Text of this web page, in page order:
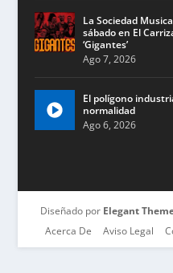
La Sociedad
sábado en El
‘Gigantes’
Ago 7, 2026
El polígono
normalidad
Ago 6, 2026
Diseñado por Elegant
Acerca De
Aviso Legal